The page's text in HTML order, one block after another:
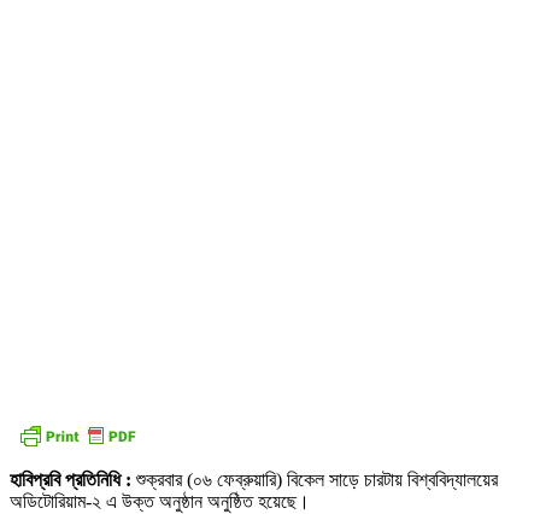
হাবিপ্রবি প্রতিনিধি :শুক্রবার (০৬ ফেব্রুয়ারি) বিকেল সাড়ে চারটায় বিশ্ববিদ্যালয়ের
অডিটোরিয়াম-২ এ উক্ত অনুষ্ঠান অনুষ্ঠিত হয়েছে।